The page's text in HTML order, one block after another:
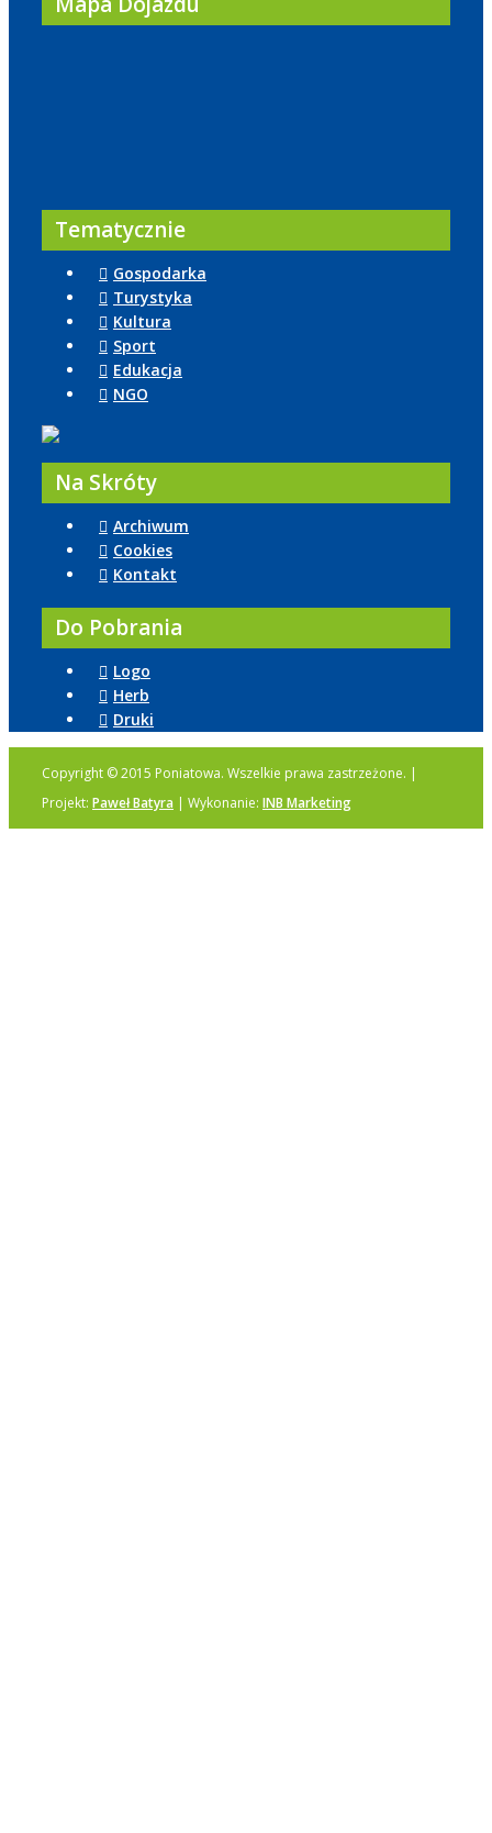
Tematycznie
Gospodarka
Turystyka
Kultura
Sport
Edukacja
NGO
Na Skróty
Archiwum
Cookies
Kontakt
Do Pobrania
Logo
Herb
Druki
Copyright © 2015 Poniatowa. Wszelkie prawa zastrzeżone. |
Projekt: Paweł Batyra | Wykonanie: INB Marketing